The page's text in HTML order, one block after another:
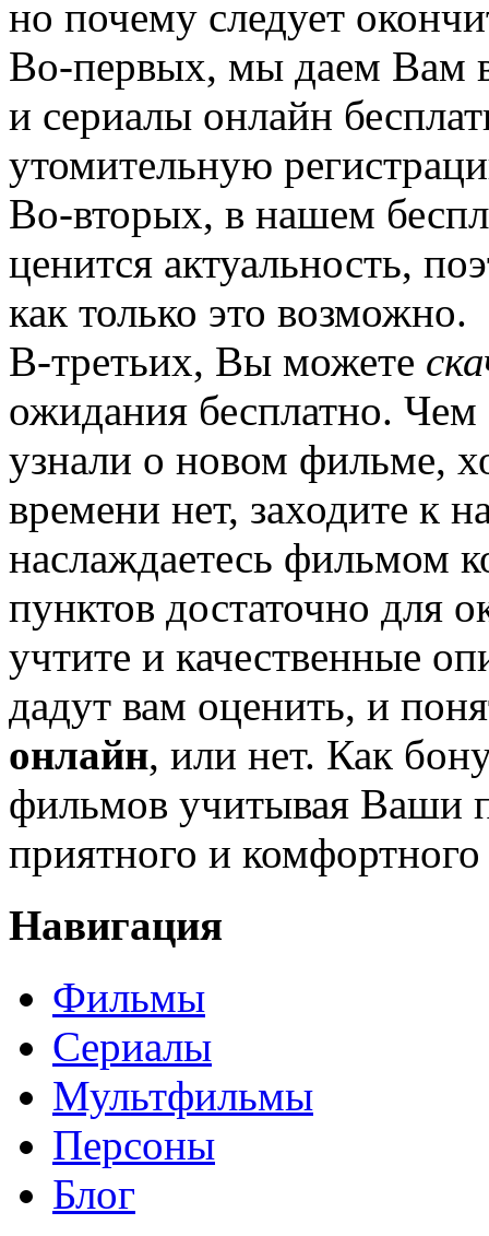
но почему следует
Во-первых, мы даем Вам
и сериалы онлайн
утомительную
Во-вторых, в нашем
ценится актуальность,
как только это возможно.
В-третьих, Вы можете
ожидания бесплатно.
узнали о новом фильме,
времени нет, заходите к
наслаждаетесь фильмом
пунктов достаточно для
учтите и качественные
дадут вам оценить, и
онлайн, или нет. Как
фильмов учитывая Ваши
приятного и
Навигация
Фильмы
Сериалы
Мультфильмы
Персоны
Блог